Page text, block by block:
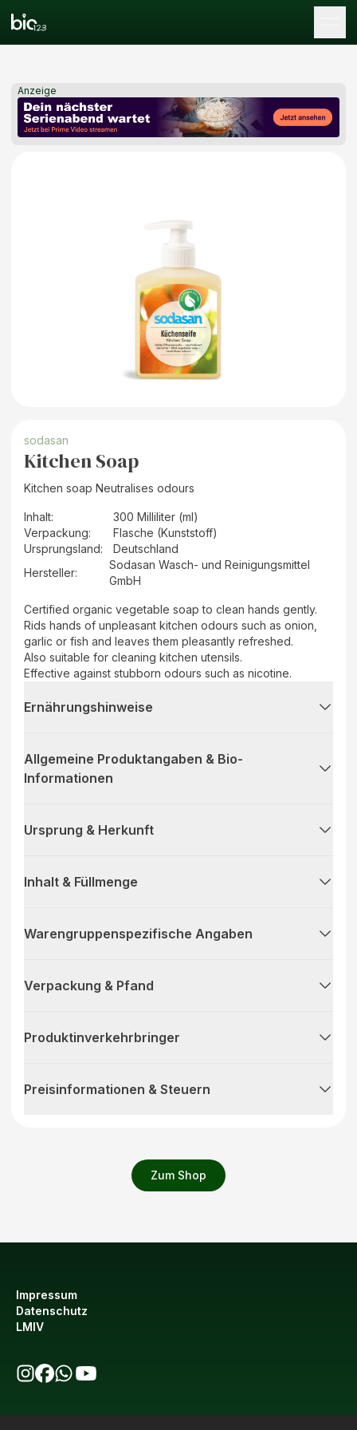
Anzeige
Zum Shop
sodasan
Kitchen Soap
Kitchen soap Neutralises odours
Inhalt:
300 Milliliter (ml)
Verpackung:
Flasche (Kunststoff)
Ursprungsland:
Deutschland
Hersteller:
Sodasan Wasch- und Reinigungsmittel
GmbH
Certified organic vegetable soap to clean hands gently.
Rids hands of unpleasant kitchen odours such as onion,
garlic or fish and leaves them pleasantly refreshed.
Also suitable for cleaning kitchen utensils.
Effective against stubborn odours such as nicotine.
Ernährungshinweise
Allgemeine Produktangaben & Bio-
Informationen
Ursprung & Herkunft
Inhalt & Füllmenge
Warengruppenspezifische Angaben
Verpackung & Pfand
Produktinverkehrbringer
Preisinformationen & Steuern
Impressum
Datenschutz
LMIV